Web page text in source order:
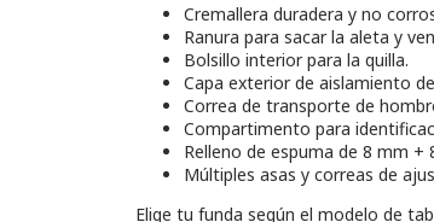
Cremallera duradera y no
Ranura para sacar la aleta y
Bolsillo interior para la quilla.
Capa exterior de aislamiento
Correa de transporte de
Compartimento para
Relleno de espuma de 8 mm
Múltiples asas y correas de
Elige tu funda según el modelo de